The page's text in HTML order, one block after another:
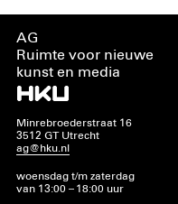
AG
Ruimte voor nieuwe
kunst en media
Minrebroederstraat 16
3512 GT Utrecht
ag@hku.nl
woensdag t/m zaterdag
van 13:00 – 18:00 uur